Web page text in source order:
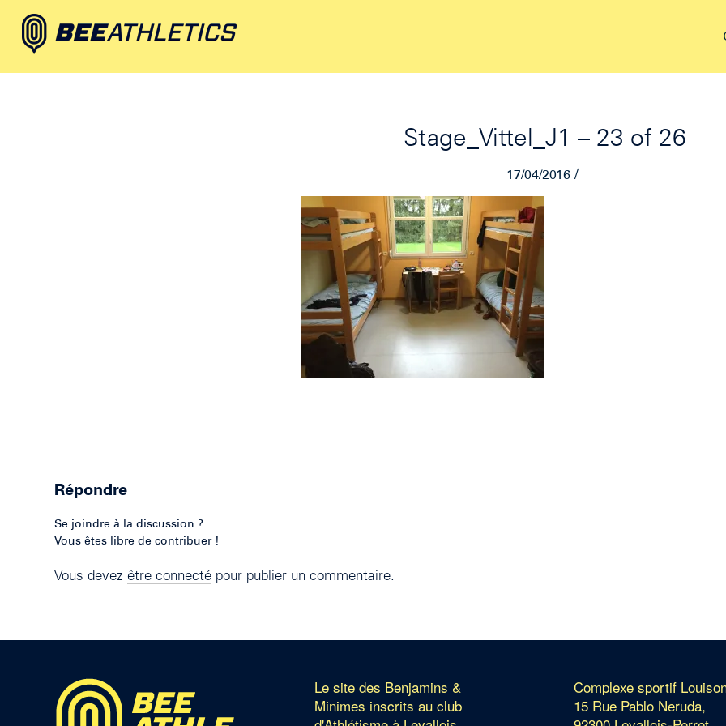
Stage_Vittel_J1 – 23 of 26
17/04/2016 /
Répondre
Se joindre à la discussion ?
Vous êtes libre de contribuer !
Vous devez être connecté pour publier un commentaire.
Le site des Benjamins &
Minimes inscrits au club
Complexe sportif
15 Rue Pablo Neruda,